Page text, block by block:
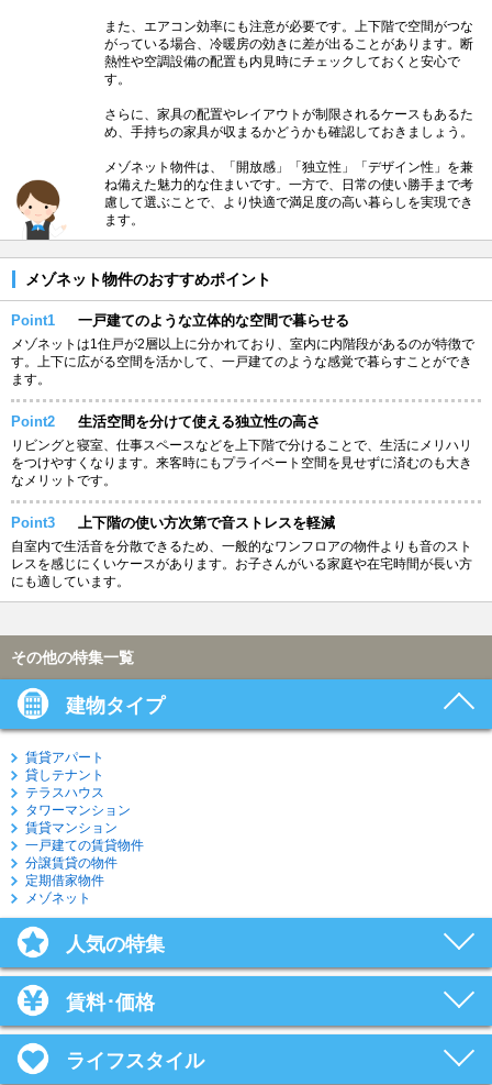
また、エアコン効率にも注意が必要です。上下階で空間がつな
がっている場合、冷暖房の効きに差が出ることがあります。断
熱性や空調設備の配置も内見時にチェックしておくと安心で
す。
さらに、家具の配置やレイアウトが制限されるケースもあるた
め、手持ちの家具が収まるかどうかも確認しておきましょう。
メゾネット物件は、「開放感」「独立性」「デザイン性」を兼
ね備えた魅力的な住まいです。一方で、日常の使い勝手まで考
慮して選ぶことで、より快適で満足度の高い暮らしを実現でき
ます。
メゾネット物件のおすすめポイント
Point1 一戸建てのような立体的な空間で暮らせる
メゾネットは1住戸が2層以上に分かれており、室内に内階段があるのが特徴で
す。上下に広がる空間を活かして、一戸建てのような感覚で暮らすことができ
ます。
Point2 生活空間を分けて使える独立性の高さ
リビングと寝室、仕事スペースなどを上下階で分けることで、生活にメリハリ
をつけやすくなります。来客時にもプライベート空間を見せずに済むのも大き
なメリットです。
Point3 上下階の使い方次第で音ストレスを軽減
自室内で生活音を分散できるため、一般的なワンフロアの物件よりも音のスト
レスを感じにくいケースがあります。お子さんがいる家庭や在宅時間が長い方
にも適しています。
その他の特集一覧
建物タイプ
賃貸アパート
貸しテナント
テラスハウス
タワーマンション
賃貸マンション
一戸建ての賃貸物件
分譲賃貸の物件
定期借家物件
メゾネット
人気の特集
賃料･価格
ライフスタイル